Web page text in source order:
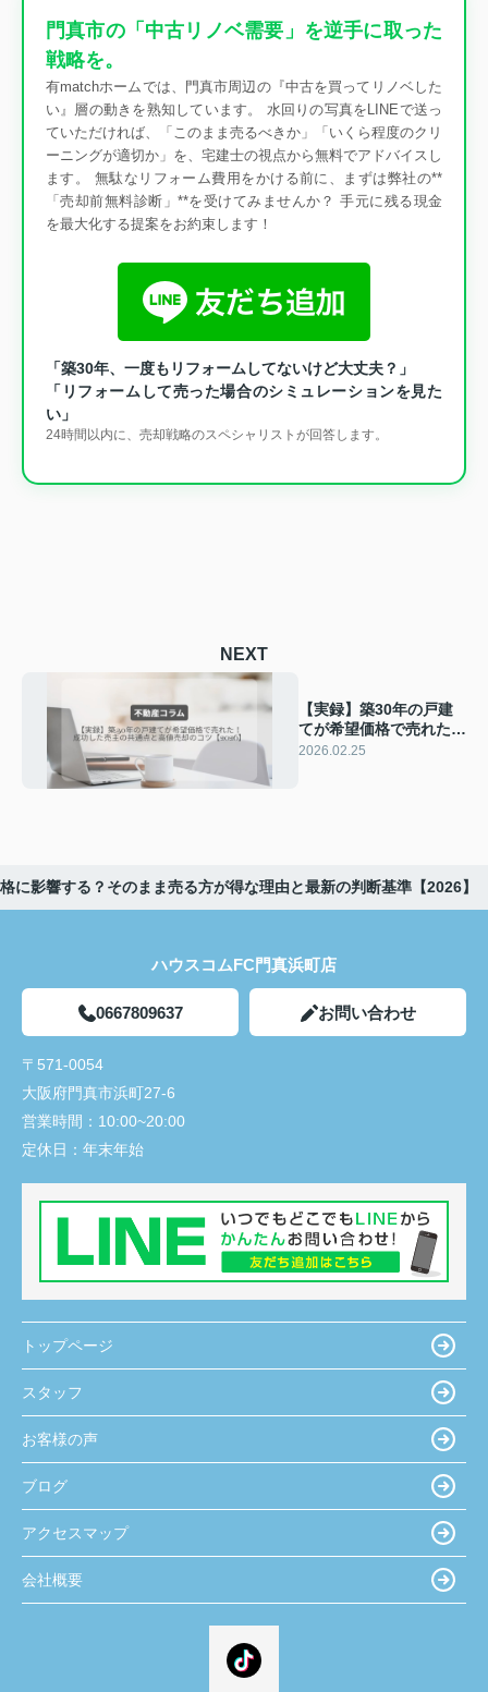
門真市の「中古リノベ需要」を逆手に取った
戦略を。
有matchホームでは、門真市周辺の『中古を買ってリノベした
い』層の動きを熟知しています。 水回りの写真をLINEで送っ
ていただければ、「このまま売るべきか」「いくら程度のクリ
ーニングが適切か」を、宅建士の視点から無料でアドバイスし
ます。 無駄なリフォーム費用をかける前に、まずは弊社の**
「売却前無料診断」**を受けてみませんか？ 手元に残る現金
を最大化する提案をお約束します！
「築30年、一度もリフォームしてないけど大丈夫？」
「リフォームして売った場合のシミュレーションを見た
い」
24時間以内に、売却戦略のスペシャリストが回答します。
NEXT
【実録】築30年の戸建
てが希望価格で売れた！
成功した売主の共通点と
2026.02.25
に影響する？そのまま売る方が得な理由と最新の判断基準【2026】
ハウスコムFC門真浜町店
0667809637 お問い合わせ
〒571-0054
大阪府門真市浜町27-6
営業時間： 10:00~20:00
定休日： 年末年始
トップページ
スタッフ
お客様の声
ブログ
アクセスマップ
会社概要